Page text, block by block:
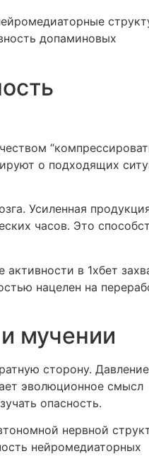
допаминовых
о подходящих
Усиленная
часов. Это
в 1хбет
нацелен на
мучении
сторону.
эволюционное смысл
опасность.
нервной
нейромедиаторных